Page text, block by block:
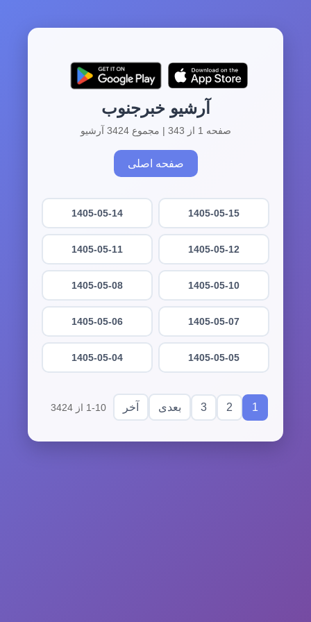
آرشیو خبرجنوب
صفحه 1 از 343 | مجموع 3424 آرشیو
صفحه اصلی
1405-05-15
1405-05-14
1405-05-12
1405-05-11
1405-05-10
1405-05-08
1405-05-07
1405-05-06
1405-05-05
1405-05-04
1
2
3 بعدی آخر 1-10 از 3424